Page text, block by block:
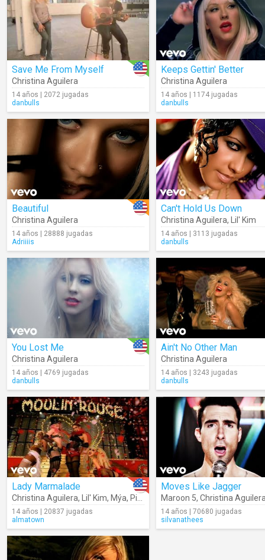
Save Me From Myself
Christina Aguilera
14 años | 2072 jugadas
danbulls
Keeps Gettin' Better
Christina Aguilera
14 años | 1174 jugadas
danbulls
Beautiful
Christina Aguilera
14 años | 28888 jugadas
Adriiiis
Can't Hold Us Down
Christina Aguilera, Lil' Kim
14 años | 3113 jugadas
danbulls
You Lost Me
Christina Aguilera
14 años | 4769 jugadas
danbulls
Ain't No Other Man
Christina Aguilera
14 años | 3243 jugadas
danbulls
Lady Marmalade
Christina Aguilera, Lil' Kim, Mýa, Pink
14 años | 20837 jugadas
almatown
Moves Like Jagger
Maroon 5, Christina
14 años | 70680 jugadas
silvanathees